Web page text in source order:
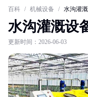
百科 / 机械设备 / 水沟灌
水沟灌溉设
更新时间：2026-06-03